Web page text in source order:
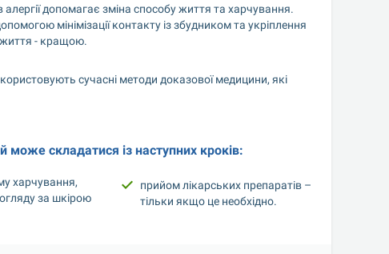
допомагає зміна способу життя та харчування.
мінімізації контакту із збудником та укріплення
життя - кращою.
сучасні методи доказової медицини, які
може складатися із наступних кроків:
харчування,
за шкірою
прийом лікарських препаратів –
тільки якщо це необхідно.